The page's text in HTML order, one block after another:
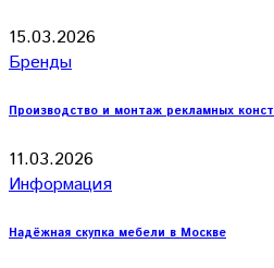
15.03.2026
Бренды
Производство и монтаж рекламных
11.03.2026
Информация
Надёжная скупка мебели в Москве